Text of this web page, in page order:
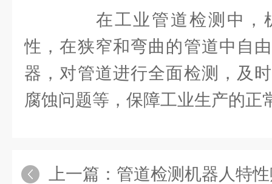
在工业管道检测中，
性，在狭窄和弯曲的管道中自
器，对管道进行全面检测，及
腐蚀问题等，保障工业生产的正
上一篇： 管道检测机器人特